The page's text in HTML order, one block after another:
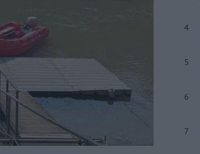
4
5
6
7